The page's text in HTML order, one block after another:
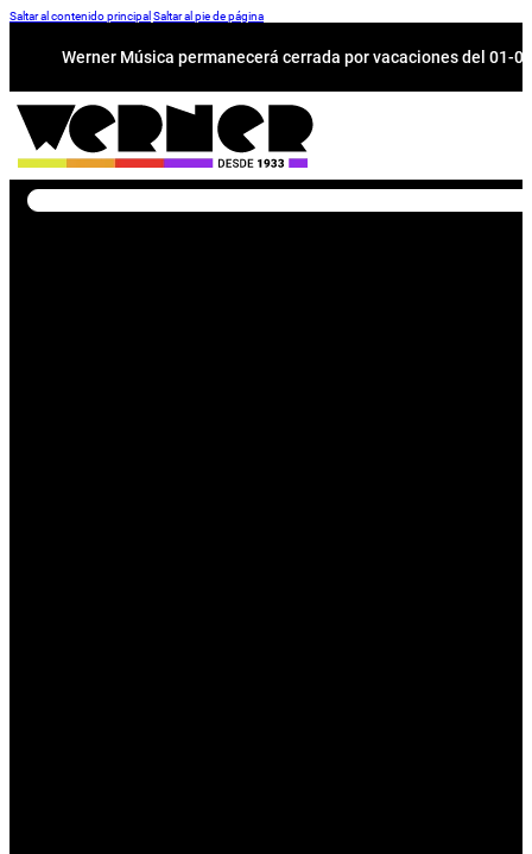
Saltar al contenido principal Saltar al pie de página
Werner Música permanecerá cerrada por vacaciones del 01-
Buscar